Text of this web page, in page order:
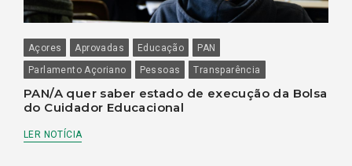
Açores Aprovadas Educação
PAN
Parlamento Açoriano
Pessoas Transparência
PAN/A quer saber estado de execução da Bolsa
do Cuidador Educacional
LER NOTÍCIA